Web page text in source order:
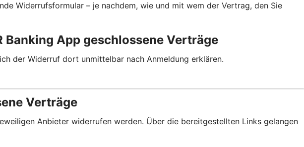
Widerrufsformular – je nachdem, wie und mit wem der Vertrag, den Sie
App geschlossene Verträge
der Widerruf dort unmittelbar nach Anmeldung erklären.
Verträge
Anbieter widerrufen werden. Über die bereitgestellten Links gelangen